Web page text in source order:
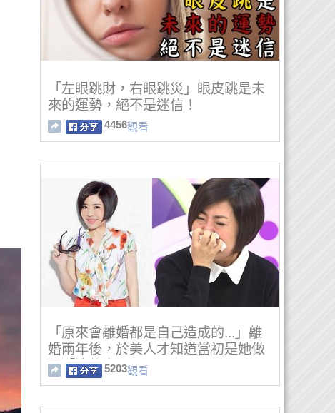
「左眼跳財，右眼跳災」眼皮跳是未
來的運勢，絕不是迷信！
4456觀看
「原來會離婚都是自己造成的...」離
婚兩年後，於美人才知道當初是她做
了「這件事」...
5203觀看